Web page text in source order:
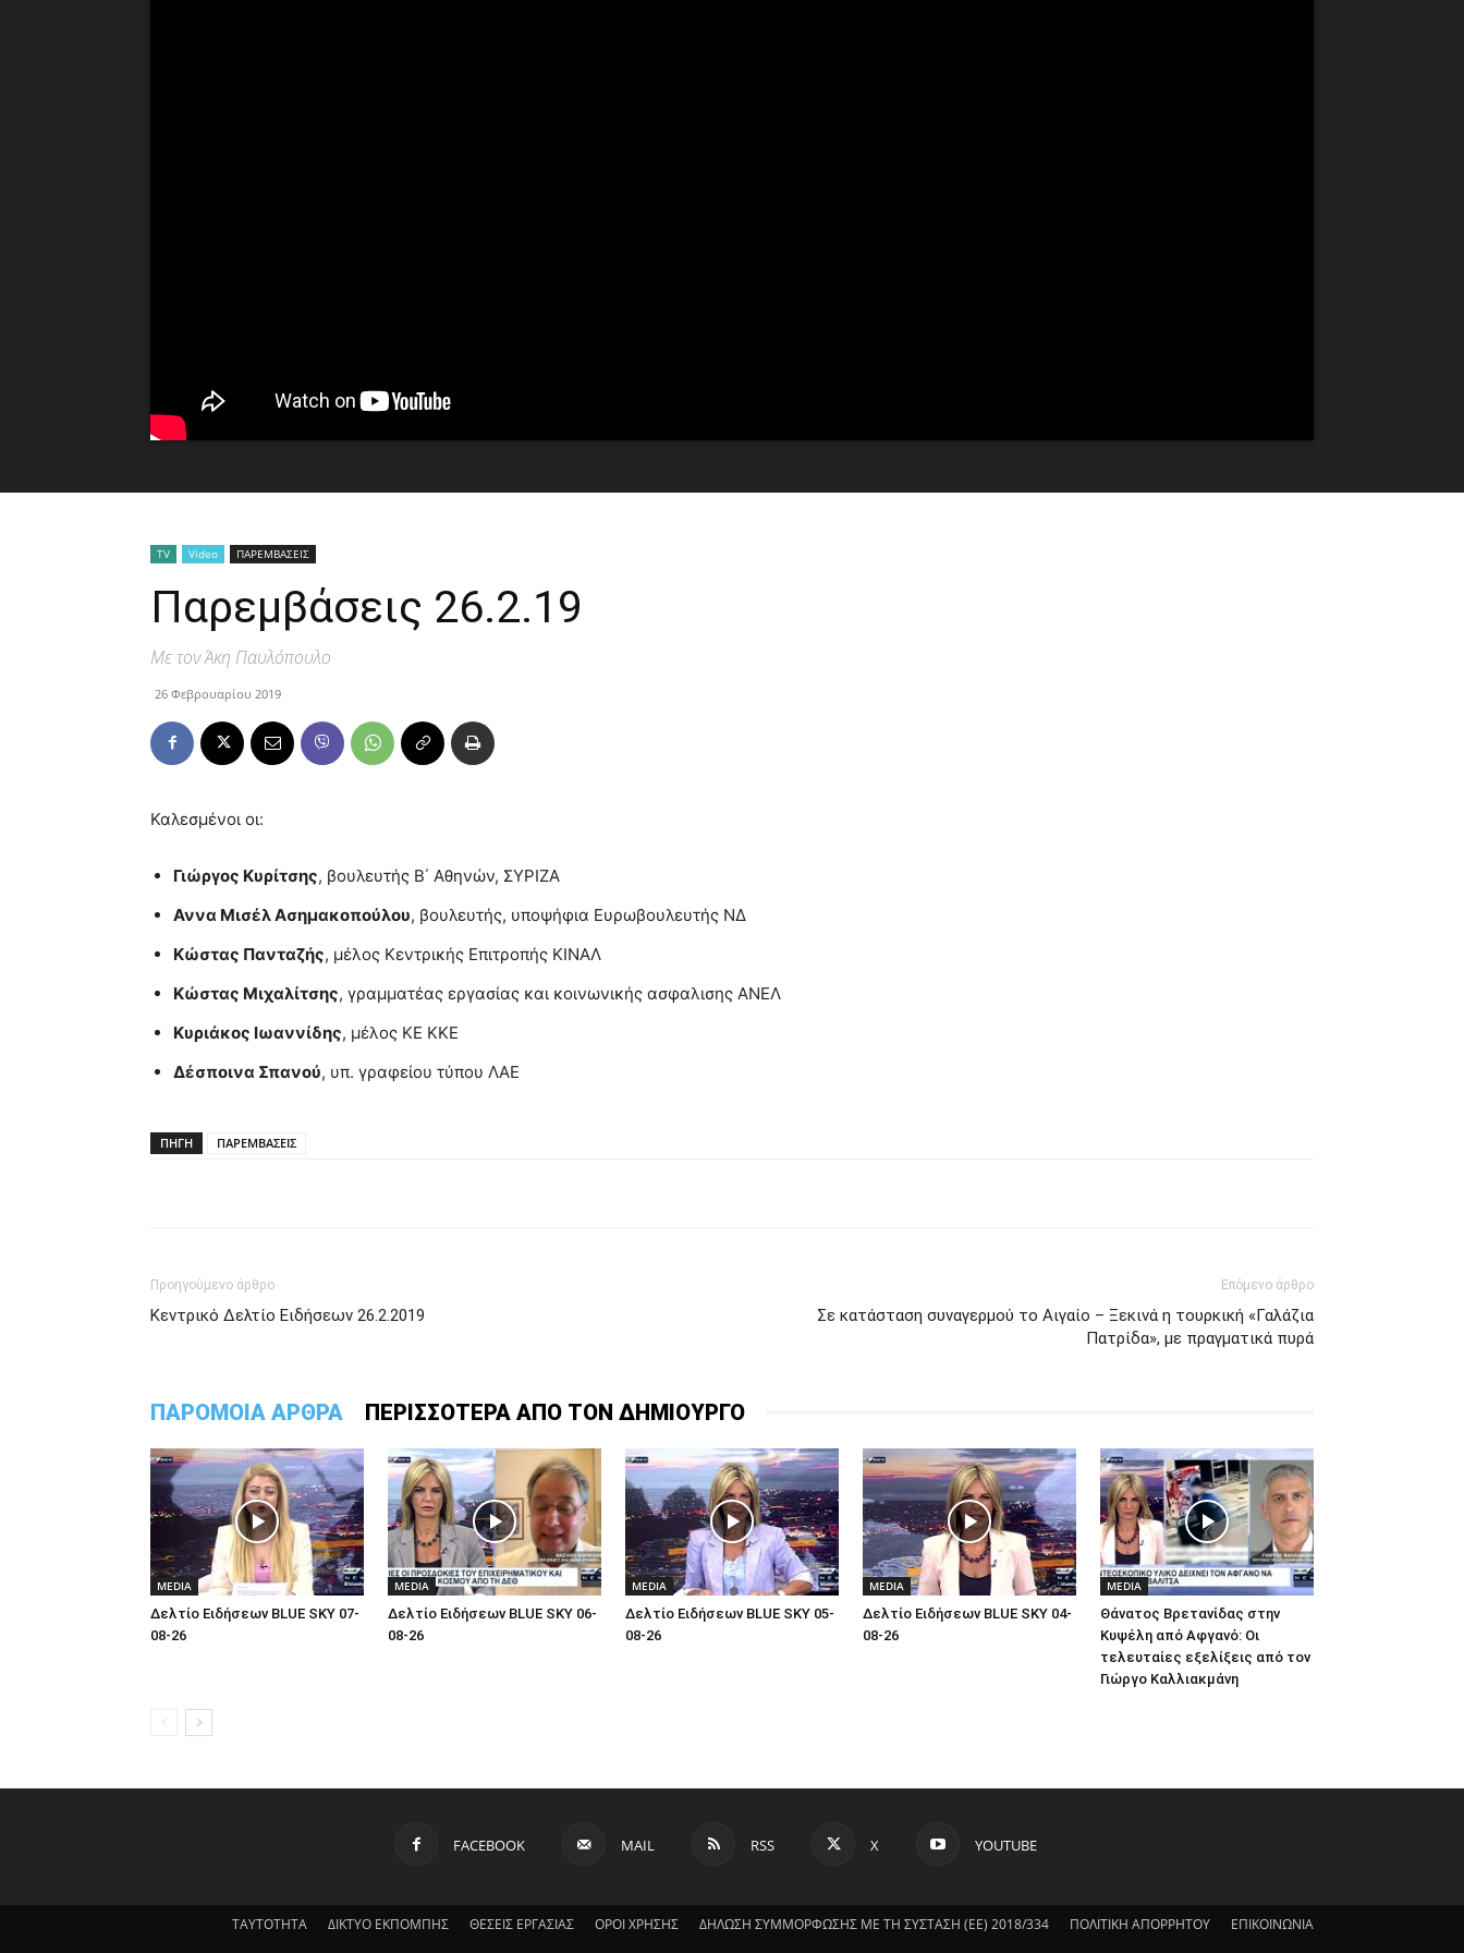
TV Video ΠΑΡΕΜΒΑΣΕΙΣ
Παρεμβάσεις 26.2.19
Με τον Άκη Παυλόπουλο
26 Φεβρουαρίου 2019
Καλεσμένοι οι:
Γιώργος Κυρίτσης, βουλευτής Β΄ Αθηνών, ΣΥΡΙΖΑ
Αννα Μισέλ Ασημακοπούλου, βουλευτής, υποψήφια Ευρωβουλευτής ΝΔ
Κώστας Πανταζής, μέλος Κεντρικής Επιτροπής ΚΙΝΑΛ
Κώστας Μιχαλίτσης, γραμματέας εργασίας και κοινωνικής ασφαλισης ΑΝΕΛ
Κυριάκος Ιωαννίδης, μέλος ΚΕ ΚΚΕ
Δέσποινα Σπανού, υπ. γραφείου τύπου ΛΑΕ
ΠΗΓΗ ΠΑΡΕΜΒΑΣΕΙΣ
Προηγούμενο άρθρο
Κεντρικό Δελτίο Ειδήσεων 26.2.2019
Επόμενο άρθρο
Σε κατάσταση συναγερμού το Αιγαίο – Ξεκινά η τουρκική «Γαλάζια
Πατρίδα», με πραγματικά πυρά
ΠΑΡΟΜΟΙΑ ΑΡΘΡΑ ΠΕΡΙΣΣΟΤΕΡΑ ΑΠΟ ΤΟΝ ΔΗΜΙΟΥΡΓΟ
MEDIA
Δελτίο Ειδήσεων BLUE SKY 07-
08-26
MEDIA
Δελτίο Ειδήσεων BLUE SKY 06-
08-26
MEDIA
Δελτίο Ειδήσεων BLUE SKY 05-
08-26
MEDIA
Δελτίο Ειδήσεων BLUE SKY 04-
08-26
MEDIA
Θάνατος Βρετανίδας στην
Κυψέλη από Αφγανό: Οι
τελευταίες εξελίξεις από τον
Γιώργο Καλλιακμάνη
FACEBOOK MAIL RSS X YOUTUBE
ΤΑΥΤΟΤΗΤΑ ΔΙΚΤΥΟ ΕΚΠΟΜΠΗΣ ΘΕΣΕΙΣ ΕΡΓΑΣΙΑΣ ΟΡΟΙ ΧΡΗΣΗΣ ΔΗΛΩΣΗ ΣΥΜΜΟΡΦΩΣΗΣ ΜΕ ΤΗ ΣΥΣΤΑΣΗ (ΕΕ) 2018/334 ΠΟΛΙΤΙΚΗ ΑΠΟΡΡΗΤΟΥ ΕΠΙΚΟΙΝΩΝΙΑ